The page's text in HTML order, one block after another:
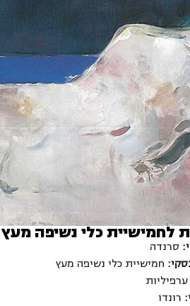
לחמישיית כלי נשיפה מעץ
סרנדה
חמישיית כלי נשיפה מעץ
ערפיליות
רונדו